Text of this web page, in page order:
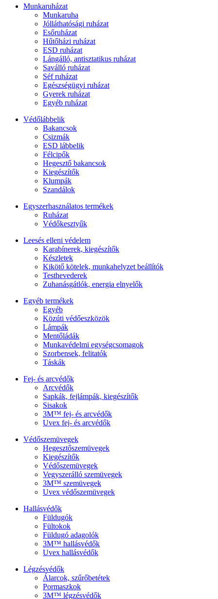
Munkaruházat
Munkaruha
Jólláthatósági ruházat
Esőruházat
Hűtőházi ruházat
ESD ruházat
Lángálló, antisztatikus ruházat
Saválló ruházat
Séf ruházat
Egészségügyi ruházat
Gyerek ruházat
Egyéb ruházat
Védőlábbelik
Bakancsok
Csizmák
ESD lábbelik
Félcipők
Hegesztő bakancsok
Kiegészítők
Klumpák
Szandálok
Egyszerhasználatos termékek
Ruházat
Védőkesztyűk
Leesés elleni védelem
Karabínerek, kiegészítők
Készletek
Kikötő kötelek, munkahelyzet beállítók
Testhevederek
Zuhanásgátlók, energia elnyelők
Egyéb termékek
Egyéb
Közúti védőeszközök
Lámpák
Mentőládák
Munkavédelmi egységcsomagok
Szorbensek, felitatók
Táskák
Fej- és arcvédők
Arcvédők
Sapkák, fejlámpák, kiegészítők
Sisakok
3M™ fej- és arcvédők
Uvex fej- és arcvédők
Védőszemüvegek
Hegesztőszemüvegek
Kiegészítők
Védőszemüvegek
Vegyszerálló szemüvegek
3M™ szemüvegek
Uvex védőszemüvegek
Hallásvédők
Füldugók
Fültokok
Füldugó adagolók
3M™ hallásvédők
Uvex hallásvédők
Légzésvédők
Álarcok, szűrőbetétek
Pormaszkok
3M™ légzésvédők